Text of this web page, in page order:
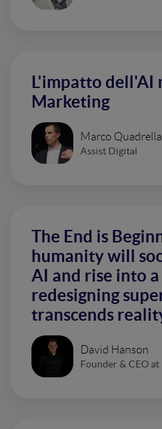
L'impatto dell'AI
Marketing
Marco Quadrella
Assist Digital
The End is
humanity will
AI and rise into
redesigning
transcends
David Hanson
Founder & CEO